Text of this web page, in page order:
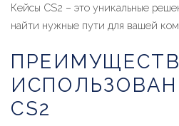
Кейсы CS2 – это уникальные
найти нужные пути для вашей
CS2